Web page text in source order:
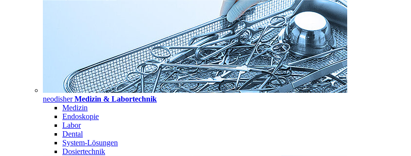
neodisherMedizin & Labortechnik
Medizin
Endoskopie
Labor
Dental
System-Lösungen
Dosiertechnik